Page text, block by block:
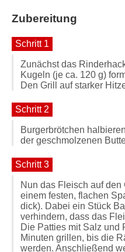
Zubereitung
Schritt 1
Zunächst das
Kugeln (je ca. 120 g)
Den Grill auf starker
Schritt 2
Burgerbrötchen
der geschmolzenen
Schritt 3
Nun das Fleisch auf
einem festen, flachen
dick). Dabei ein Stück
verhindern, dass das
Die Patties mit Salz und
Minuten grillen, bis die
werden. Anschließend